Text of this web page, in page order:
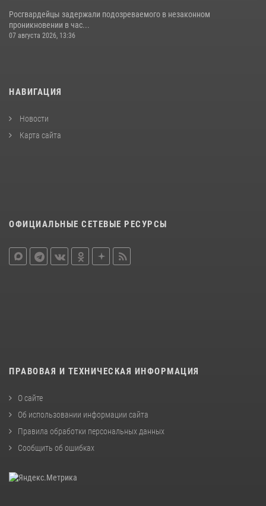
Росгвардейцы задержали подозреваемого в незаконном
проникновении в час...
07 августа 2026, 13:36
НАВИГАЦИЯ
Новости
Карта сайта
ОФИЦИАЛЬНЫЕ СЕТЕВЫЕ РЕСУРСЫ
ПРАВОВАЯ И ТЕХНИЧЕСКАЯ ИНФОРМАЦИЯ
О сайте
Об использовании информации сайта
Правила обработки персональных данных
Сообщить об ошибках